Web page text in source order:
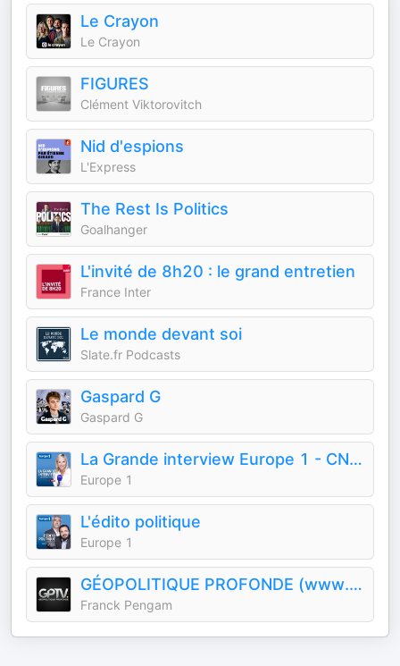
Le Crayon
Le Crayon
FIGURES
Clément Viktorovitch
Nid d'espions
L'Express
The Rest Is Politics
Goalhanger
L'invité de 8h20 : le grand entretien
France Inter
Le monde devant soi
Slate.fr Podcasts
Gaspard G
Gaspard G
La Grande interview Europe 1 - CNews
Europe 1
L'édito politique
Europe 1
GÉOPOLITIQUE PROFONDE (www.geopolitique-profonde.com)
Franck Pengam